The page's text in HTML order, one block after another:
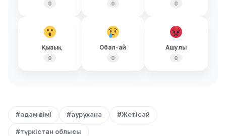
0 0 0
Қызық
0
Обал-ай
0
Ашулы
0
#адам өлімі #аурухана #Жетісай
#түркістан облысы